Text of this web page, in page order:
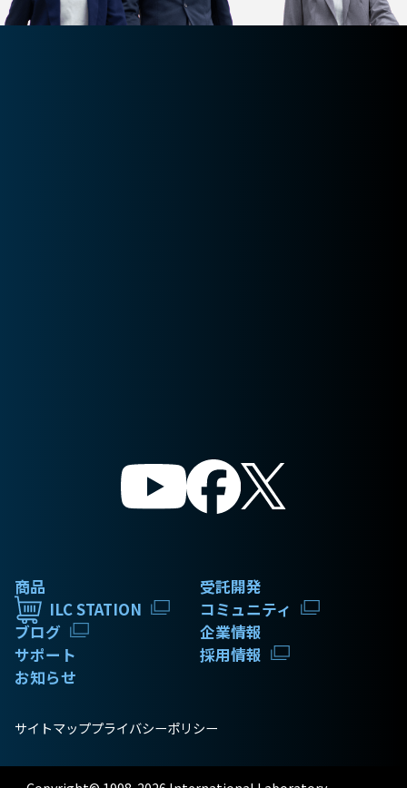
商品
受託開発
ILC STATION
コミュニティ
ブログ
企業情報
サポート
採用情報
お知らせ
サイトマッププライバシーポリシー